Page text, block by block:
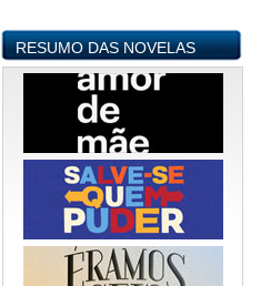
RESUMO DAS NOVELAS